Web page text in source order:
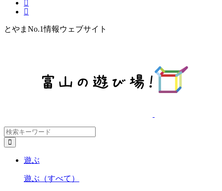
とやまNo.1情報ウェブサイト
遊ぶ
遊ぶ （すべて）